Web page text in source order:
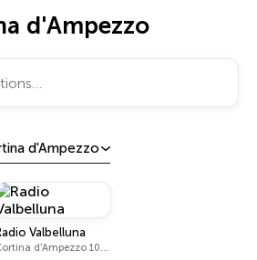
d'Ampezzo
d'Ampezzo
Valbelluna
Cortina d'Ampezzo 100.4 FM